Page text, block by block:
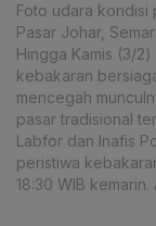
Foto udara kondisi
Pasar Johar,
Hingga Kamis (3/
kebakaran
mencegah
pasar tradisional
Labfor dan Inafis
peristiwa
18:30 WIB